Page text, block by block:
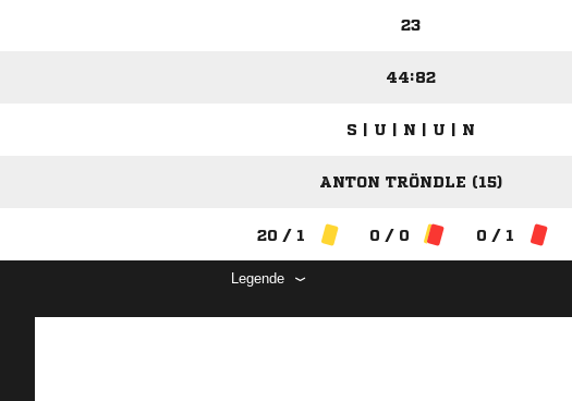
23
44:82
S | U | N | U | N
ANTON TRÖNDLE (15)
20 / 1 0 / 0 0 / 1
Legende